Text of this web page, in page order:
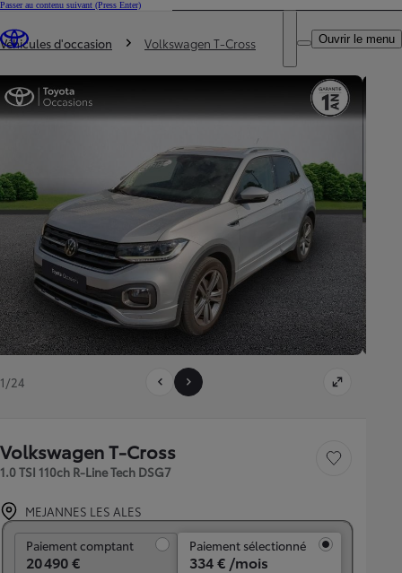
Passer au contenu suivant (Press Enter)
Trouvez un partenaire Toyota
DEALER NAME
Ouvrir le menu
Vous êtes ici
Véhicules d'occasion Volkswagen T-Cross
1/24
Volkswagen T-Cross
1.0 TSI 110ch R-Line Tech DSG7
Sauvegarder le
MEJANNES LES ALES
Paiement comptant
20 490 €
Paiement sélectionné
334 € /mois